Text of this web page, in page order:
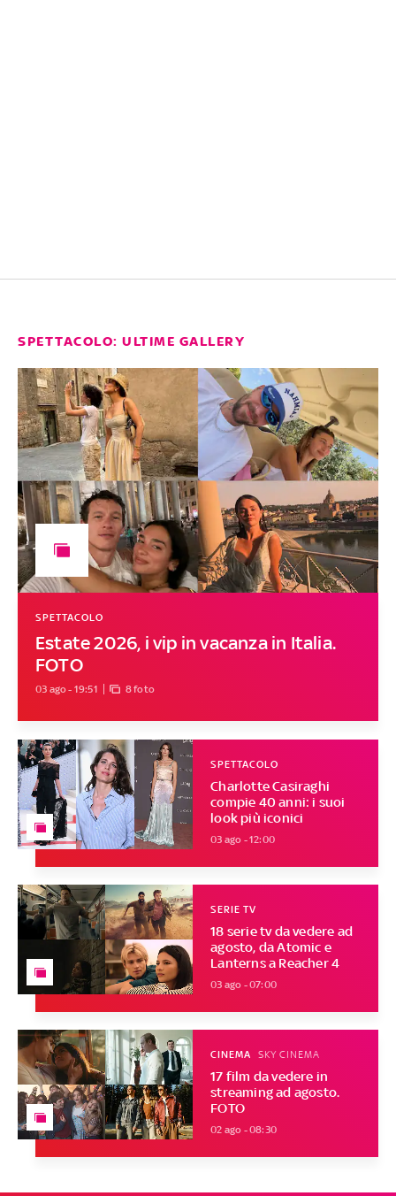
SPETTACOLO: ULTIME GALLERY
Estate 2026, i vip in vacanza in Italia.
FOTO
SPETTACOLO
03 ago - 19:51 8 foto
Charlotte Casiraghi
compie 40 anni: i suoi
look più iconici
SPETTACOLO
03 ago - 12:00
18 serie tv da vedere ad
agosto, da Atomic e
Lanterns a Reacher 4
SERIE TV
03 ago - 07:00
17 film da vedere in
streaming ad agosto.
FOTO
CINEMA SKY CINEMA
02 ago - 08:30